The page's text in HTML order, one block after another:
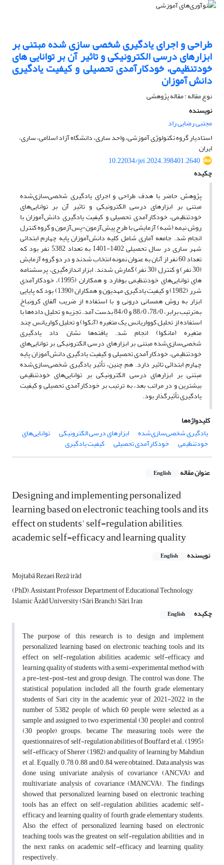
طراحی و اجرای یادگیری شخصی سازی شده مبتنی بر
ابزارهای درسی الکترونیکی و تاثیر آن بر توانایی های
خودتنظیمی، خودکارآمدی تحصیلی و کیفیت یادگیری
دانش آموزان
نوع مقاله : مقاله پژوهشی
نویسنده
مجتبی رضایی راد
استادیار گروه تکنولوژی آموزشی، واحد ساری، دانشگاه آزاد اسلامی، ساری،
ایران
10.22034/jei.2024.398401.2640
چکیده
پژوهش حاضر با هدف طراحی و اجرای یادگیری شخصی‌سازی‌شده
مبتنی بر ابزارهای درسی الکترونیکی و تاثیر آن بر توانایی‌های
خودتنظیمی، خودکارآمدی تحصیلی و کیفیت یادگیری دانش‌آموزان با
روش نیمه (شبه) آزمایشی با طرح پیش‌آزمون-پس‌آزمون و گروه‌ کنترل
انجام شد. جامعه آماری شامل کلیه دانش‌آموزان پایه چهارم ابتدائی
شهر ساری در سال تحصیلی 1402-1401 به تعداد 5382 نفر بود که
تعداد 60 نفر از آنان به عنوان نمونه انتخاب شدند و در دو گروه آزمایش
(30 نفر) و کنترل (30 نفر) گمارش شدند. ابزار اندازه‌گیری، پرسشنامه
های توانایی‌های خودتنظیمی بوفارد و همکاران (1995)، خودکارآمدی
شرر (1982) و کیفیت یادگیری مهدیون و همکاران (1390) بود که پایایی
ابزار به روش همسانی درونی و با استفاده از ضریب آلفای کرونباخ
به‌ترتیب برابر، 78/0، 88/0 و 84/0 بدست آمد. تجزیه و تحلیل داده‌ها با
استفاده از تحلیل کوواریانس یک متغیره (آنکوا) و تحلیل کواریانس چند
متغیره (مانکوا) انجام شد. یافته‌ها نشان داد یادگیری
شخصی‌سازی‌شده مبتنی بر ابزارهای درسی الکترونیکی بر توانایی‌های
خودتنظیمی، خودکارآمدی تحصیلی و کیفیت یادگیری دانش‌آموزان پایه
چهارم ابتدائی تاثیر دارد. هم چنین، تأثیر یادگیری شخصی‌سازی‌شده
مبتنی بر ابزارهای درسی الکترونیکی بر توانایی‌های خودتنظیمی
بیشترین و در مراتب بعد، به ترتیب بر خودکارآمدی تحصیلی و کیفیت
یادگیری تأثیرگذار بود.
کلیدواژه‌ها
یادگیری شخصی‌سازی‌شده
ابزارهای درسی الکترونیکی توانایی‌های
خودتنظیمی خودکارآمدی تحصیلی کیفیت یادگیری
عنوان مقاله English
Designing and implementing personalized
learning based on electronic teaching tools and its
effect on students' self-regulation abilities,
academic self-efficacy and learning quality
نویسنده English
Mojtabā Rezaei Rezā'irād
(PhD), Assistant Professor, Department of Educational Technology,
Islamic Āzād University (Sāri Branch), Sāri, Iran
چکیده
English
The purpose of this research is to design and implement
personalized learning based on electronic teaching tools and its
effect on self-regulation abilities, academic self-efficacy and
learning quality of students with a semi-experimental method with
a pre-test-post-test and group design. The control was done. The
statistical population included all the fourth grade elementary
students of Sari city in the academic year of 2021-2022 in the
number of 5382 people, of which 60 people were selected as a
sample and assigned to two experimental (30 people) and control
(30 people) groups. became The measuring tools were the
questionnaires of self-regulation abilities of Bouffard et al. (1995),
self-efficacy of Sherer (1982) and quality of learning by Mahdiun
et al. Equally, 0.78, 0.88 and 0.84 were obtained. Data analysis was
done using univariate analysis of covariance (ANCVA) and
multivariate analysis of covariance (MANCVA). The findings
showed that personalized learning based on electronic teaching
tools has an effect on self-regulation abilities, academic self-
efficacy and learning quality of fourth grade elementary students.
Also, the effect of personalized learning based on electronic
teaching tools was the greatest on self-regulation abilities and, in
the next ranks, on academic self-efficacy and learning quality,
respectively.